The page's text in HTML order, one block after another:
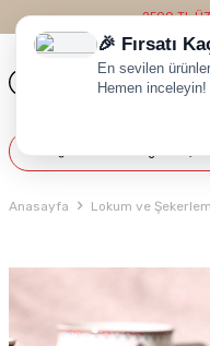
2500 TL
Anasayfa Lokum ve